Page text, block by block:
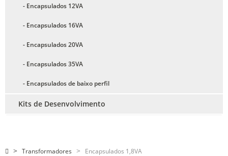
- Encapsulados 12VA
- Encapsulados 16VA
- Encapsulados 20VA
- Encapsulados 35VA
- Encapsulados de baixo perfil
Kits de Desenvolvimento
Transformadores Encapsulados 1,8VA